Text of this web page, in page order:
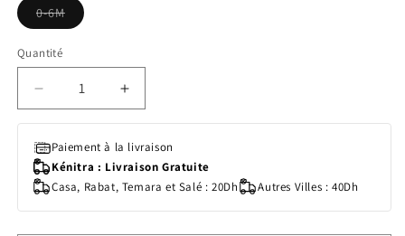
0-6MVariante
épuisée
Quantité
Quantité
Réduire
la
de
SUCETTE
ORTHO
0-
Augmenter
la
de
SUCETTE
ORTHO
0-
Paiement à la livraison
Kénitra : Livraison Gratuite
Casa, Rabat, Temara et Salé : 20Dh
Autres Villes : 40Dh